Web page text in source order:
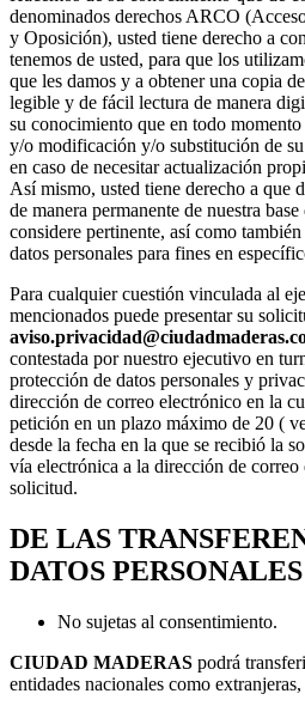
denominados derechos ARCO
y Oposición), usted tiene derecho a
tenemos de usted, para que los
que les damos y a obtener una copia
legible y de fácil lectura de manera
su conocimiento que en todo
y/o modificación y/o substitución de
en caso de necesitar actualización
Así mismo, usted tiene derecho a que
de manera permanente de nuestra
considere pertinente, así como
datos personales para fines en
Para cualquier cuestión vinculada al
mencionados puede presentar su
contestada por nuestro ejecutivo en
protección de datos personales y
dirección de correo electrónico en la
petición en un plazo máximo de 20 (
desde la fecha en la que se recibió la
vía electrónica a la dirección de correo
solicitud.
DE LAS
DATOS
No sujetas al consentimiento.
CIUDAD MADERAS podrá
entidades nacionales como